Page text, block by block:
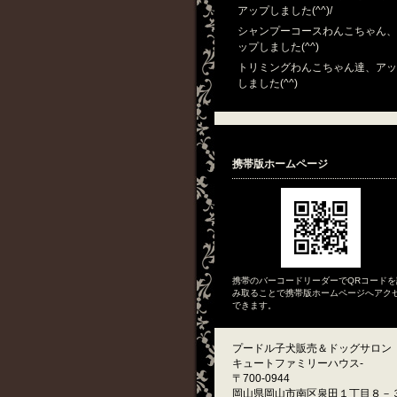
アップしました(^^)/(26.08.07)
シャンプーコースわんこちゃん
ップしました(^^)
トリミングわんこちゃん達、ア
しました(^^)
携帯版ホームページ
携帯のバーコードリーダーでQRコード
み取ることで携帯版ホームページへアク
できます。
プードル子犬販売＆ドッグサロン
キュートファミリーハウス-
〒700-0944
岡山県岡山市南区泉田１丁目８－